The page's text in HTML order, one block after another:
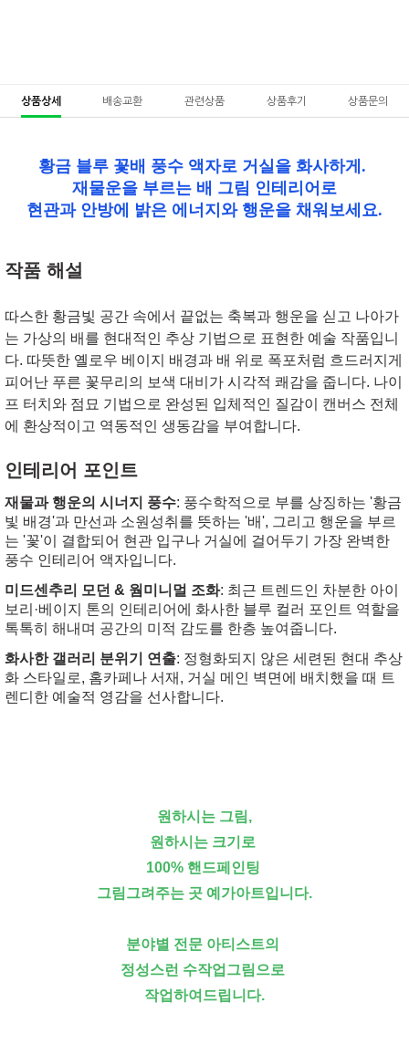
상품상세 배송교환 관련상품 상품후기 상품문의
황금 블루 꽃배 풍수 액자로 거실을 화사하게.
재물운을 부르는 배 그림 인테리어로
현관과 안방에 밝은 에너지와 행운을 채워보세요.
작품 해설
따스한 황금빛 공간 속에서 끝없는 축복과 행운을 싣고 나아가
는 가상의 배를 현대적인 추상 기법으로 표현한 예술 작품입니
다. 따뜻한 옐로우 베이지 배경과 배 위로 폭포처럼 흐드러지게
피어난 푸른 꽃무리의 보색 대비가 시각적 쾌감을 줍니다. 나이
프 터치와 점묘 기법으로 완성된 입체적인 질감이 캔버스 전체
에 환상적이고 역동적인 생동감을 부여합니다.
인테리어 포인트
재물과 행운의 시너지 풍수: 풍수학적으로 부를 상징하는 '황금
빛 배경'과 만선과 소원성취를 뜻하는 '배', 그리고 행운을 부르
는 '꽃'이 결합되어 현관 입구나 거실에 걸어두기 가장 완벽한
풍수 인테리어 액자입니다.
미드센추리 모던 & 웜미니멀 조화: 최근 트렌드인 차분한 아이
보리·베이지 톤의 인테리어에 화사한 블루 컬러 포인트 역할을
톡톡히 해내며 공간의 미적 감도를 한층 높여줍니다.
화사한 갤러리 분위기 연출: 정형화되지 않은 세련된 현대 추상
화 스타일로, 홈카페나 서재, 거실 메인 벽면에 배치했을 때 트
렌디한 예술적 영감을 선사합니다.
원하시는 그림,
원하시는 크기로
100% 핸드페인팅
그림그려주는 곳 예가아트입니다.
분야별 전문 아티스트의
정성스런 수작업그림으로
작업하여드립니다.